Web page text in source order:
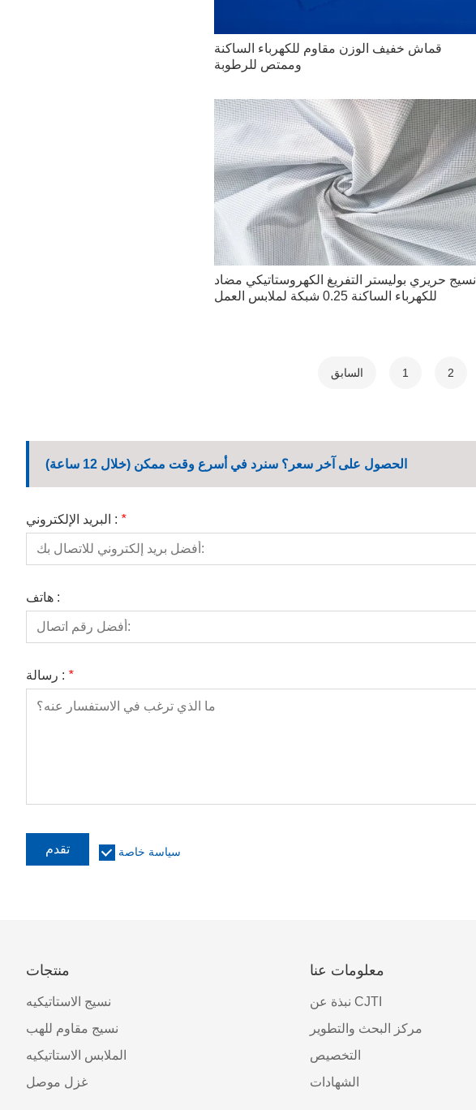
قماش خفيف الوزن مقاوم للكهرباء الساكنة
وممتص للرطوبة
نسيج حريري بوليستر التفريغ الكهروستاتيكي مضاد
للكهرباء الساكنة 0.25 شبكة لملابس العمل
السابق 1 2
الحصول على آخر سعر؟ سنرد في أسرع وقت ممكن (خلال 12 ساعة)
البريد الإلكتروني : *
هاتف :
رسالة : *
تقدم سياسة خاصة
منتجات
نسيج الاستاتيكيه
نسيج مقاوم للهب
الملابس الاستاتيكيه
غزل موصل
معلومات عنا
نبذة عن CJTI
مركز البحث والتطوير
التخصيص
الشهادات